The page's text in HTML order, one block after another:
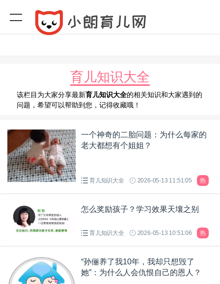
育儿知识大全
该栏目为大家分享最新育儿知识大全的相关知识和大家遇到的
问题，希望可以帮助到您，记得收藏哦！
一个神奇的二胎问题：为什么每家的
老大都想有个姐姐？
育儿知识大全 2026-05-13 11:51:05 热
怎么奖励孩子？学习效果天壤之别
育儿知识大全 2026-05-13 10:51:06 热
“孙俪养了我10年，我却只想毁了
她”：为什么人会仇恨自己的恩人？